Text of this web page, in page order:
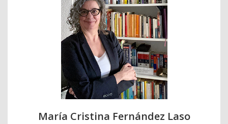
María Cristina Fernández Laso